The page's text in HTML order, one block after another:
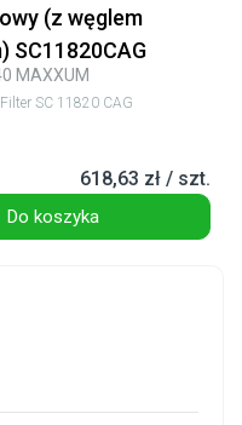
(z węglem
SC11820CAG
MAXXUM
SC 11820 CAG
618,63 zł / szt.
Do koszyka